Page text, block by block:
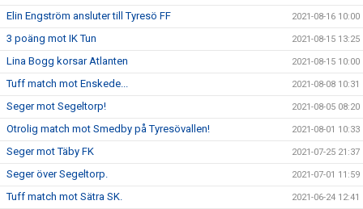
Elin Engström ansluter till Tyresö FF 2021-08-16 10:00
3 poäng mot IK Tun 2021-08-15 13:25
Lina Bogg korsar Atlanten 2021-08-15 10:00
Tuff match mot Enskede... 2021-08-08 10:31
Seger mot Segeltorp! 2021-08-05 08:20
Otrolig match mot Smedby på Tyresövallen! 2021-08-01 10:33
Seger mot Täby FK 2021-07-25 21:37
Seger över Segeltorp. 2021-07-01 11:59
Tuff match mot Sätra SK. 2021-06-24 12:41